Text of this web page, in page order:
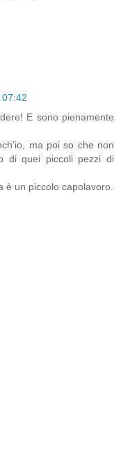
E sono pienamente
ma poi so che non
di quei piccoli pezzi di
è un piccolo capolavoro.